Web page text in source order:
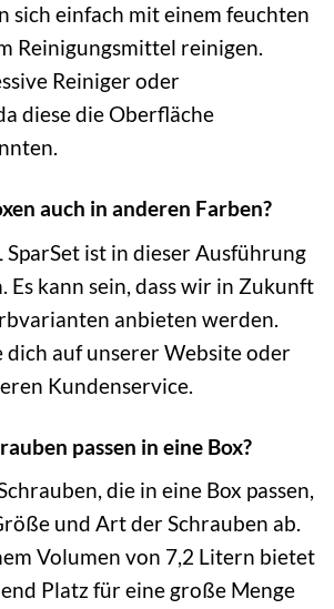
sich einfach mit einem feuchten
Reinigungsmittel reinigen.
Reiniger oder
diese die Oberfläche
auch in anderen Farben?
SparSet ist in dieser Ausführung
Es kann sein, dass wir in Zukunft
anbieten werden.
auf unserer Website oder
Kundenservice.
passen in eine Box?
die in eine Box passen,
und Art der Schrauben ab.
Volumen von 7,2 Litern bietet
Platz für eine große Menge